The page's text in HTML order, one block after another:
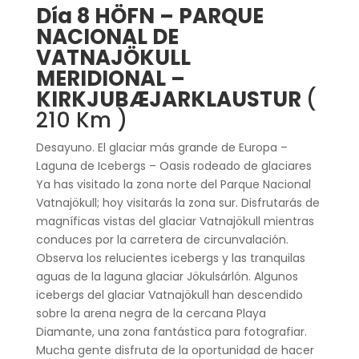
Día 8 HÖFN – PARQUE
NACIONAL DE
VATNAJÖKULL
MERIDIONAL –
KIRKJUBÆJARKLAUSTUR (
210 Km )
Desayuno. El glaciar más grande de Europa –
Laguna de Icebergs – Oasis rodeado de glaciares
Ya has visitado la zona norte del Parque Nacional
Vatnajökull; hoy visitarás la zona sur. Disfrutarás de
magníficas vistas del glaciar Vatnajökull mientras
conduces por la carretera de circunvalación.
Observa los relucientes icebergs y las tranquilas
aguas de la laguna glaciar Jökulsárlón. Algunos
icebergs del glaciar Vatnajökull han descendido
sobre la arena negra de la cercana Playa
Diamante, una zona fantástica para fotografiar.
Mucha gente disfruta de la oportunidad de hacer